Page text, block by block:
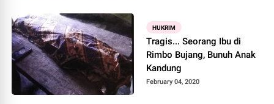
HUKRIM
Tragis... Seorang Ibu di
Rimbo Bujang, Bunuh Anak
Kandung
February 04, 2020